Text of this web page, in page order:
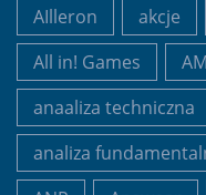
AIlleron
akcje
All in! Games
anaaliza techniczna
analiza